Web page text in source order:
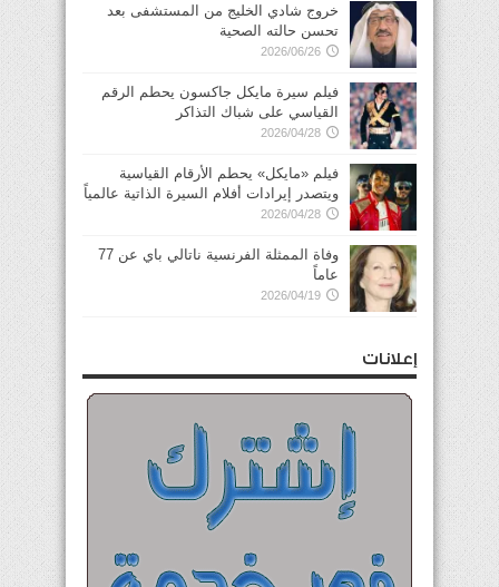
خروج شادي الخليج من المستشفى بعد
تحسن حالته الصحية
2026/06/26
فيلم سيرة مايكل جاكسون يحطم الرقم
القياسي على شباك التذاكر
2026/04/28
فيلم «مايكل» يحطم الأرقام القياسية
ويتصدر إيرادات أفلام السيرة الذاتية عالمياً
2026/04/28
وفاة الممثلة الفرنسية ناتالي باي عن 77
عاماً
2026/04/19
إعلانات